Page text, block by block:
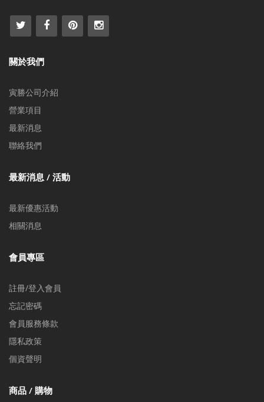
關於我們
寅勝公司介紹
營業項目
最新消息
聯絡我們
最新消息 / 活動
最新優惠活動
相關消息
會員專區
註冊/登入會員
忘記密碼
會員服務條款
隱私政策
個資聲明
商品 / 購物